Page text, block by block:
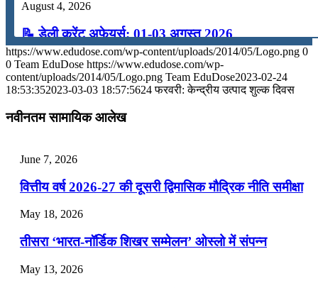
Menu Menu
August 4, 2026
📝 डेली करेंट अफेयर्स: 01-03 अगस्त 2026
July 31, 2026
📝 डेली करेंट अफेयर्स: 28-31 जुलाई 2026
July 28, 2026
📝 डेली करेंट अफेयर्स: 22-24 जुलाई 2026
https://www.edudose.com/wp-content/uploads/2014/05/Logo.png 0
0 Team EduDose https://www.edudose.com/wp-
content/uploads/2014/05/Logo.png Team EduDose2023-02-24
18:53:352023-03-03 18:57:5624 फरवरी: केन्द्रीय उत्पाद शुल्क दिवस
नवीनतम सामायिक आलेख
June 7, 2026
वित्तीय वर्ष 2026-27 की दूसरी द्विमासिक मौद्रिक नीति समीक्षा
May 18, 2026
तीसरा ‘भारत-नॉर्डिक शिखर सम्मेलन’ ओस्लो में संपन्न
May 13, 2026